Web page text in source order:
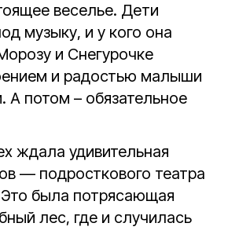
веселье. Дети
музыку, и у кого она
и Снегурочке
и радостью малыши
А потом – обязательное
ждала удивительная
— подросткового театра
была потрясающая
лес, где и случилась